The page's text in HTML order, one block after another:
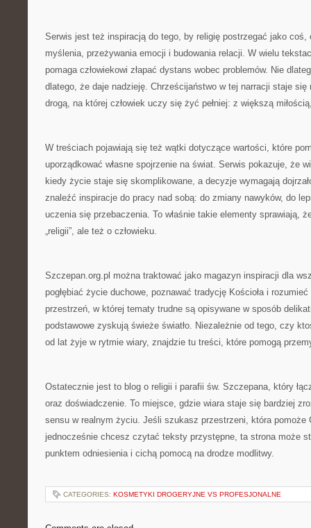
Serwis jest też inspiracją do tego, by religię postrzegać jako coś,
myślenia, przeżywania emocji i budowania relacji. W wielu
pomaga człowiekowi złapać dystans wobec problemów. Nie
dlatego, że daje nadzieję. Chrześcijaństwo w tej narracji staje się
drogą, na której człowiek uczy się żyć pełniej: z większą
W treściach pojawiają się też wątki dotyczące wartości, które
uporządkować własne spojrzenie na świat. Serwis pokazuje, że
kiedy życie staje się skomplikowane, a decyzje wymagają
znaleźć inspiracje do pracy nad sobą: do zmiany nawyków, do
uczenia się przebaczenia. To właśnie takie elementy sprawiają,
„religii”, ale też o człowieku.
Szczepan.org.pl można traktować jako magazyn inspiracji dla
pogłębiać życie duchowe, poznawać tradycję Kościoła i
przestrzeń, w której tematy trudne są opisywane w sposób
podstawowe zyskują świeże światło. Niezależnie od tego, czy
od lat żyje w rytmie wiary, znajdzie tu treści, które pomogą
Ostatecznie jest to blog o religii i parafii św. Szczepana, który
oraz doświadczenie. To miejsce, gdzie wiara staje się bardziej
sensu w realnym życiu. Jeśli szukasz przestrzeni, która pomoże
jednocześnie chcesz czytać teksty przystępne, ta strona może
punktem odniesienia i cichą pomocą na drodze modlitwy.
CATEGORIES: KOSMETYKI DROGERYJNE VS PROFESJONALNE